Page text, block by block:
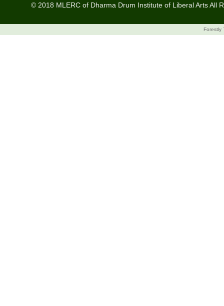
© 2018 MLERC of Dharma Drum Institute of Liberal Arts All
Forestly